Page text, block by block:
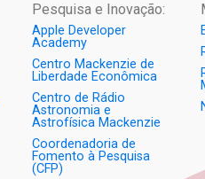
Pesquisa e Inovação:
Apple Developer
Academy
Centro Mackenzie de
Liberdade Econômica
Centro de Rádio
Astronomia e
Astrofísica Mackenzie
Coordenadoria de
Fomento à Pesquisa
(CFP)